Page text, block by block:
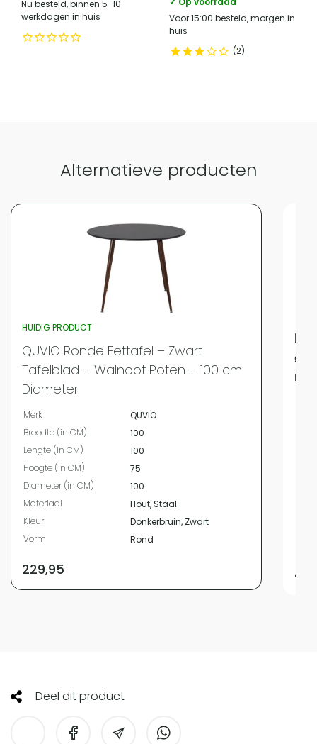
Vergelijk met alternatieven
Nu besteld, binnen 5-10
werkdagen in huis
Voor 15:00 besteld, morgen in
huis
2
Alternatieve producten
HUIDIG PRODUCT
QUVIO Ronde Eettafel – Zwart
Tafelblad – Walnoot Poten – 100 cm
Diameter
Merk
QUVIO
Breedte (in CM)
100
Lengte (in CM)
100
Hoogte (in CM)
75
Diameter (in CM)
100
Materiaal
Hout, Staal
Kleur
Donkerbruin, Zwart
Vorm
Rond
229,95
Deel dit product